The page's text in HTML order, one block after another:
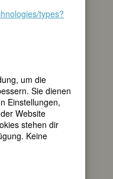
in
Rote“.
wie
Alter
war eine
ist das der
zu
Freund
gerade
und
types?
um die
Sie dienen
Einstellungen,
Website
stehen dir
Keine